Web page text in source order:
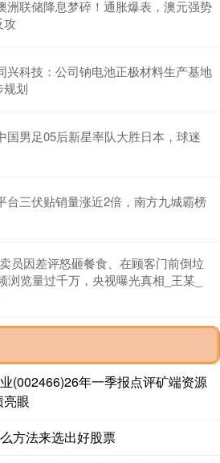
洲联储降息梦碎！通胀爆表，澳元强势
攻
兴科技：公司钠电池正极材料生产基地
规划
国男足05后新星率队大胜日本，球迷
台三伏贴销量涨近2倍，南方九城霸榜
员因差评怒砸餐食、在顾客门前倒垃
浏览量过千万，央视曝光真相_王某_
(002466)26年一季报点评矿端资源
眼
方法来选出好股票